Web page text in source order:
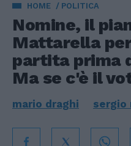
HOME POLITICA
Nomine, il
Mattarella
partita prima
Ma se c'è il
mario draghi sergio